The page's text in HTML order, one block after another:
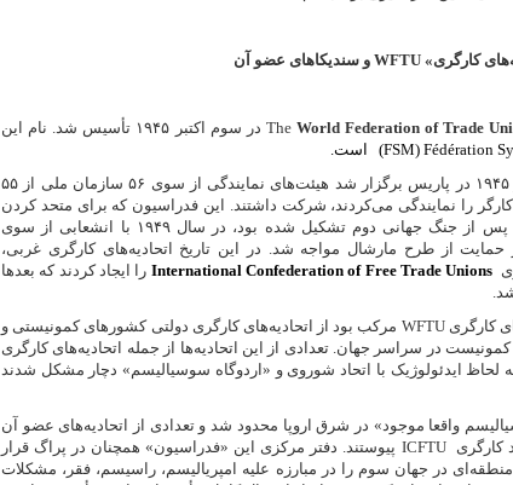
کارگری» WFTU و سندیکاهای عضو آن
TheWorld Federation of Trade
در سوم اکتبر ۱۹۴۵ تأسیس شد. نام این
Fédération
(
(FSM
است.
در اولین کنگره آن که از سوم تا هشتم اکتبر ۱۹۴۵ در پاریس برگزار شد هیئت‌های نمایندگی‌ از سوی ۵۶ سازمان ملی از ۵۵
بین‌المللی که ۶۷ میلیون کارگر را نمایندگی می‌کردند، شرکت داشتند. این فدراسیون که برای متحد کردن
کارگران جهان در یک ارگان واحد بین‌المللی پس از جنگ جهانی دوم تشکیل شده بود، در سال ۱۹۴۹ با انشعابی از سوی
حمایت از طرح مارشال مواجه شد. در این تاریخ اتحادیه‌های کارگری غربی،
International Confederation of Free Trade Unions را ایجاد کردند که بعدها
کارگریWFTU مرکب بود از اتحادیه‌های کارگری دولتی کشورهای کمونیستی و
کمونیست در سراسر جهان. تعدادی از این اتحادیه‌ها از جمله اتحادیه‌های کارگری
لحاظ ایدئولوژیک با اتحاد شوروی و «اردوگاه سوسیالیسم» دچار مشکل شدند
واقعا موجود» در شرق اروپا محدود شد و تعدادی از اتحادیه‌های عضو آن
کارگری ICFTU پیوستند. دفتر مرکزی این «فدراسیون» همچنان در پراگ قرار
در جهان سوم را در مبارزه علیه امپریالیسم، راسیسم، فقر، مشکلات